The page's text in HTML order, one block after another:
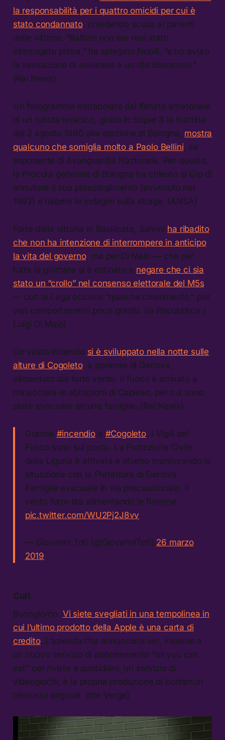
la responsabilità per i quattro omicidi per cui è
stato condannato, chiedendo scusa ai parenti
delle vittime. “Battisti non era mai stato
interrogato prima,” ha spiegato Nobili, “e ho avuto
la sensazione di assistere a un rito liberatorio.”
(Rai News)
Un fotogramma estrapolato dal filmato amatoriale
di un turista tedesco, girato in Super 8 la mattina
del 2 agosto 1980 alla stazione di Bologna, mostra
qualcuno che somiglia molto a Paolo Bellini , ex
esponente di Avanguardia Nazionale. Per questo,
la Procura generale di Bologna ha chiesto al Gip di
annullare il suo proscioglimento (avvenuto nel
1992) e riaprire le indagini sulla strage. (ANSA)
Forte della vittoria in Basilicata, Salvini ha ribadito
che non ha intenzione di interrompere in anticipo
la vita del governo, ma per Di Maio — che per
tutta la giornata si è ostinato a negare che ci sia
stato un “crollo” nel consenso elettorale del M5s
— con la Lega occorre “qualche chiarimento,” per
vari comportamenti poco graditi. (la Repubblica /
Luigi Di Maio)
Un vasto incendio si è sviluppato nella notte sulle
alture di Cogoleto, a ponente di Genova,
alimentato dal forte vento. Il fuoco è arrivato a
minacciare le abitazioni di Capieso, per cui sono
state evacuate alcune famiglie. (Rai News)
Grande #incendio a #Cogoleto. I Vigili del
Fuoco sono sul posto. La Protezione Civile
della Liguria è attivata e stiamo monitorando la
situazione con la Prefettura di Genova.
Famiglie evacuate in via precauzionale. Il
vento forte sta alimentando le fiamme.
pic.twitter.com/WU2Pj2J8vv
— Giovanni Toti (@GiovanniToti) 26 marzo
2019
Cult
Buongiorno. Vi siete svegliati in una tempolinea in
cui l’ultimo prodotto della Apple è una carta di
credito. L’azienda l’ha annunciata ieri, insieme a
un nuovo servizio di abbonamento “all you can
eat” per riviste e quotidiani, un servizio di
videogiochi, e la propria produzione di contenuti
televisivi originali. (the Verge)